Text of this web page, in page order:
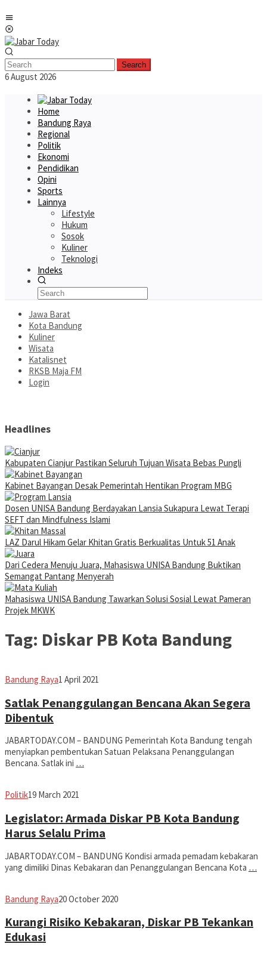
to
content
Search
6 August 2026
Home
Bandung Raya
Regional
Politik
Ekonomi
Pendidikan
Opini
Sports
Lainnya
Lifestyle
Hukum
Sosok
Kuliner
Teknologi
Indeks
Jawa Barat
Kota Bandung
Kuliner
Wisata
Katalisnet
RKSB Maja FM
Login
Headlines
Kabupaten Cianjur Pastikan Seluruh Tujuan Wisata Bebas Pungli
Kabinet Bayangan Desak Pemerintah Hentikan Program MBG
Dosen UNISA Bandung Berdayakan Lansia Sukapura Lewat Terapi
SEFT dan Mindfulness Islami
LAZ Darul Hikam Gelar Khitan Gratis Berkualitas Untuk 51 Anak
Dari Cedera Menuju Juara, Mahasiswa UNISA Bandung Buktikan
Semangat Pantang Menyerah
Mahasiswa UNISA Bandung Tawarkan Solusi Sosial Lewat Pameran
Projek MKWK
Tag: Diskar PB Kota Bandung
Bandung RayaEddy
1 April 2021
Satlak Penanggulangan Bencana Akan Segera
Dibentuk
JABARTODAY.COM – BANDUNG Pemerintah Kota Bandung tengah
menyiapkan pembentukan Satuan Pelaksana Penanggulangan
Bencana. Satlak ini …
PolitikEddy
19 March 2021
Legislator: Armada Diskar PB Kota Bandung
Harus Selalu Prima
JABARTODAY.COM – BANDUNG Kondisi armada pemadam kebakaran
yang dimiliki Dinas Kebakaran dan Penanggulangan Bencana Kota …
Bandung RayaEddy
20 October 2020
Kurangi Risiko Kebakaran, Diskar PB Tekankan
Edukasi